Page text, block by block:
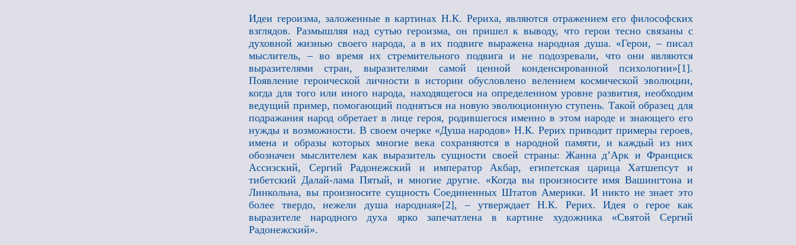
Идеи героизма, заложенные в картинах Н.К. Рериха, являются отражением его философских
взглядов. Размышляя над сутью героизма, он пришел к выводу, что герои тесно связаны с
духовной жизнью своего народа, а в их подвиге выражена народная душа. «Герои, – писал
мыслитель, – во время их стремительного подвига и не подозревали, что они являются
выразителями стран, выразителями самой ценной конденсированной психологии»[1].
Появление героической личности в истории обусловлено велением космической эволюции,
когда для того или иного народа, находящегося на определенном уровне развития, необходим
ведущий пример, помогающий подняться на новую эволюционную ступень. Такой образец для
подражания народ обретает в лице героя, родившегося именно в этом народе и знающего его
нужды и возможности. В своем очерке «Душа народов» Н.К. Рерих приводит примеры героев,
имена и образы которых многие века сохраняются в народной памяти, и каждый из них
обозначен мыслителем как выразитель сущности своей страны: Жанна д’Арк и Франциск
Ассизский, Сергий Радонежский и император Акбар, египетская царица Хатшепсут и
тибетский Далай-лама Пятый, и многие другие. «Когда вы произносите имя Вашингтона и
Линкольна, вы произносите сущность Соединенных Штатов Америки. И никто не знает это
более твердо, нежели душа народная»[2], – утверждает Н.К. Рерих. Идея о герое как
выразителе народного духа ярко запечатлена в картине художника «Святой Сергий
Радонежский».